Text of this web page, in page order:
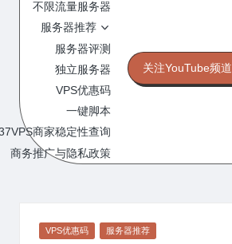
V
P
S
主
机
评
的
VPS
网
站
不限流量服务器
服务器推荐
服务器评测
独立服务器
VPS优惠码
一键脚本
商家稳定性查询
商务推广与隐私政策
关注YouTube频道
Posted
VPS优惠码 服务器推荐